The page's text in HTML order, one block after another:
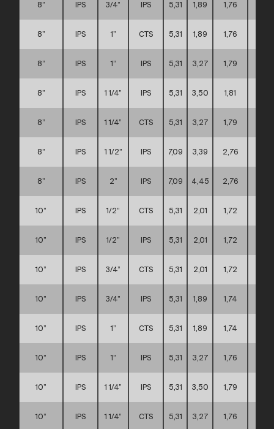
8” IPS 3/4” IPS 5,31 1,89 1,76
8” IPS 1” CTS 5,31 1,89 1,76
8” IPS 1” IPS 5,31 3,27 1,79
8” IPS 1 1/4” IPS 5,31 3,50 1,81
8” IPS 1 1/4” CTS 5,31 3,27 1,79
8” IPS 1 1/2” IPS 7,09 3,39 2,76
8” IPS 2” IPS 7,09 4,45 2,76
10” IPS 1/2” CTS 5,31 2,01 1,72
10” IPS 1/2” IPS 5,31 2,01 1,72
10” IPS 3/4” CTS 5,31 2,01 1,72
10” IPS 3/4” IPS 5,31 1,89 1,74
10” IPS 1” CTS 5,31 1,89 1,74
10” IPS 1” IPS 5,31 3,27 1,76
10” IPS 1 1/4” IPS 5,31 3,50 1,79
10” IPS 1 1/4” CTS 5,31 3,27 1,76